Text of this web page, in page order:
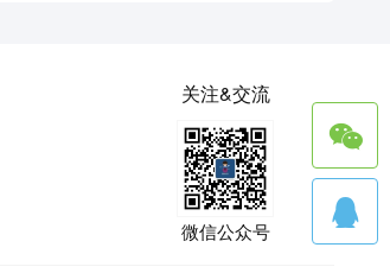
关注&交流
微信公众号